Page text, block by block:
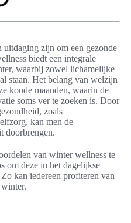
uitdaging zijn om een gezonde
biedt een integrale
waarbij zowel lichamelijke
staan. Het belang van welzijn
koude maanden, waarin de
soms ver te zoeken is. Door
zoals
kan men de
doorbrengen.
van winter wellness te
om deze in het dagelijkse
kan iedereen profiteren van